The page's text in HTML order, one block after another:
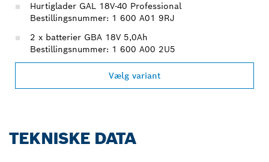
Hurtiglader GAL 18V-40 Professional
Bestillingsnummer: 1 600 A01 9RJ
2 x batterier GBA 18V 5,0Ah
Bestillingsnummer: 1 600 A00 2U5
Vælg variant
TEKNISKE DATA